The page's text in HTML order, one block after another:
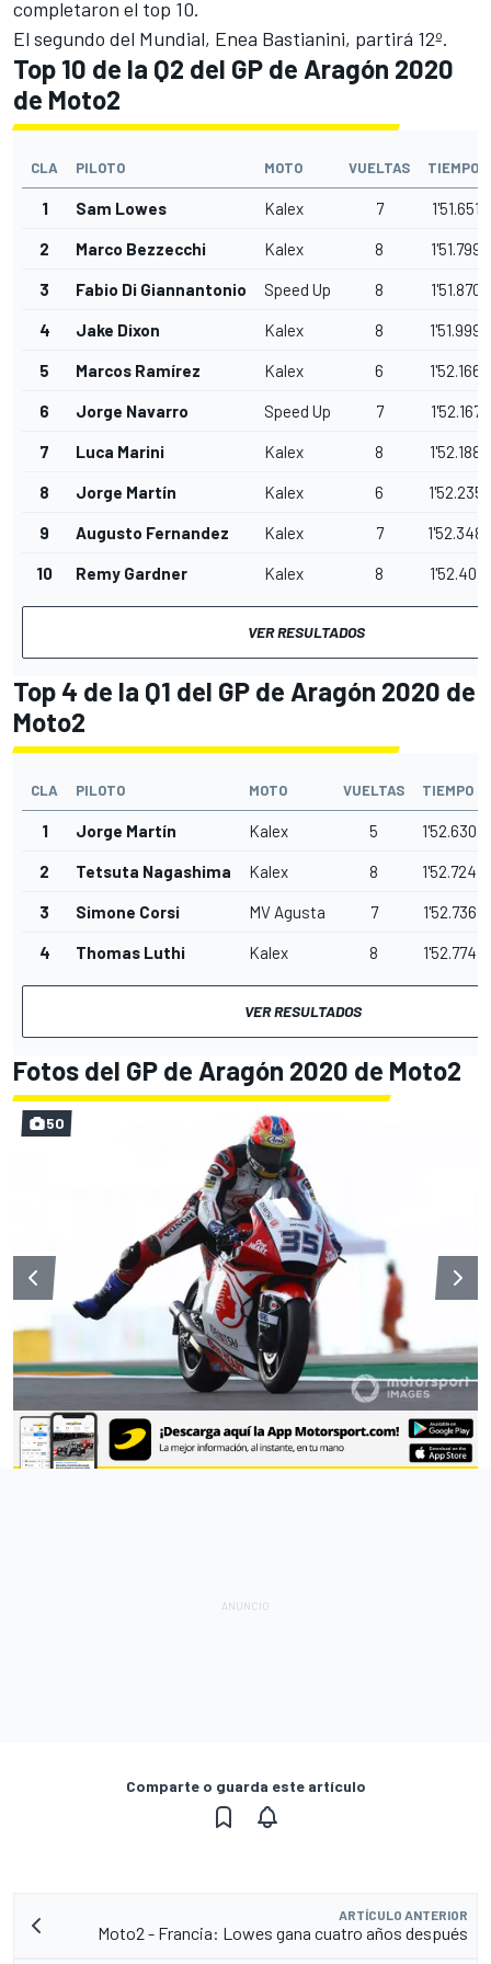
completaron el top 10.
El segundo del Mundial, Enea Bastianini, partirá 12º.
Top 10 de la Q2 del GP de Aragón 2020
de Moto2
CLA PILOTO MOTO VUELTAS TIEMPO
1 Sam Lowes Kalex 7 1'51.651
2 Marco Bezzecchi Kalex 8 1'51.799
3 Fabio Di Giannantonio Speed Up 8 1'51.870
4 Jake Dixon Kalex 8 1'51.999
5 Marcos Ramírez Kalex 6 1'52.166
6 Jorge Navarro Speed Up 7 1'52.167
7 Luca Marini Kalex 8 1'52.188
8 Jorge Martín Kalex 6 1'52.235
9 Augusto Fernandez Kalex 7 1'52.348
10 Remy Gardner Kalex 8 1'52.401
VER RESULTADOS
Top 4 de la Q1 del GP de Aragón 2020 de
Moto2
CLA PILOTO MOTO VUELTAS TIEMPO
1 Jorge Martín Kalex 5 1'52.630
2 Tetsuta Nagashima Kalex 8 1'52.724
3 Simone Corsi MV Agusta 7 1'52.736
4 Thomas Luthi Kalex 8 1'52.774
VER RESULTADOS
Fotos del GP de Aragón 2020 de Moto2
50
Comparte o guarda este artículo
ARTÍCULO ANTERIOR
Moto2 - Francia: Lowes gana cuatro años después